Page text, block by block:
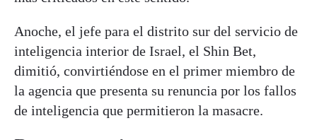
Anoche, el jefe para el distrito sur del servicio de
inteligencia interior de Israel, el Shin Bet,
dimitió, convirtiéndose en el primer miembro de
la agencia que presenta su renuncia por los fallos
de inteligencia que permitieron la masacre.